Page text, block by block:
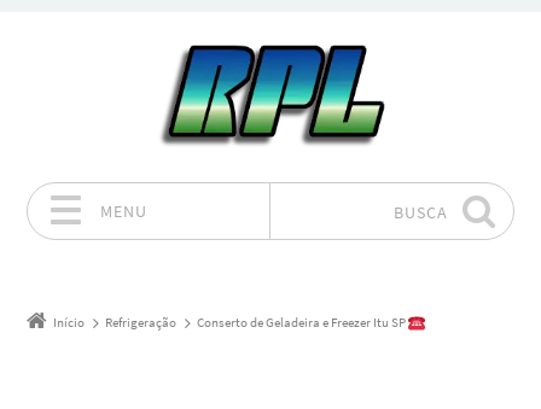
MENU BUSCA
Início Refrigeração Conserto de Geladeira e Freezer Itu SP